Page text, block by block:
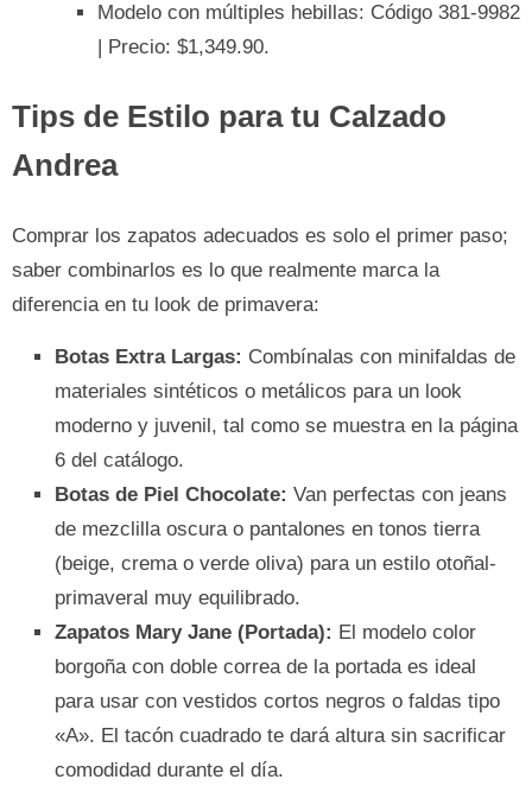
Modelo con múltiples hebillas: Código 381-9982
| Precio: $1,349.90.
Tips de Estilo para tu Calzado
Andrea
Comprar los zapatos adecuados es solo el primer paso;
saber combinarlos es lo que realmente marca la
diferencia en tu look de primavera:
Botas Extra Largas: Combínalas con minifaldas de
materiales sintéticos o metálicos para un look
moderno y juvenil, tal como se muestra en la página
6 del catálogo.
Botas de Piel Chocolate: Van perfectas con jeans
de mezclilla oscura o pantalones en tonos tierra
(beige, crema o verde oliva) para un estilo otoñal-
primaveral muy equilibrado.
Zapatos Mary Jane (Portada): El modelo color
borgoña con doble correa de la portada es ideal
para usar con vestidos cortos negros o faldas tipo
«A». El tacón cuadrado te dará altura sin sacrificar
comodidad durante el día.